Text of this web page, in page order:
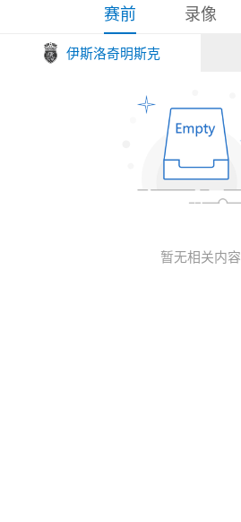
赛前 录像
伊斯洛奇明斯克
暂无相关内容